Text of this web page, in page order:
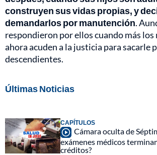
construyen sus vidas propias, y
demandarlos por manutención.
respondieron por ellos cuando más los
ahora acuden a la justicia para sacarle
descendientes.
Últimas Noticias
CAPÍTULOS
Cámara oculta de
exámenes médicos
créditos?